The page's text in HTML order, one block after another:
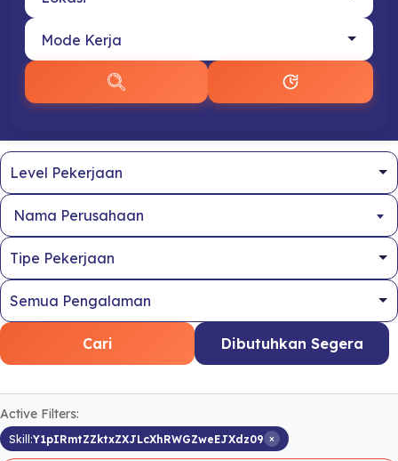
Nama Perusahaan
Cari Dibutuhkan Segera
Active Filters:
Skill:Y1pIRmtZZktxZXJLcXhRWGZweEJXdz09 ×